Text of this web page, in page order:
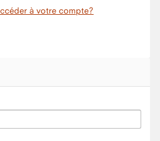
à votre compte?